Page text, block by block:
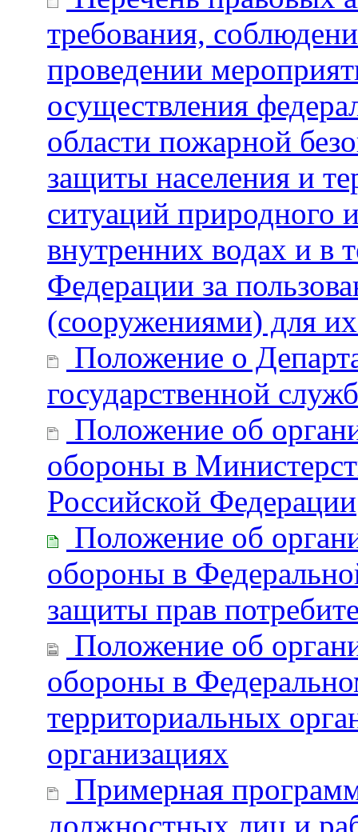
требования,
проведении
осуществления
области пожарной
защиты населения и
ситуаций природного
внутренних водах и в
Федерации за
(сооружениями) для
Положение о
государственной
Положение об
обороны в
Российской Федерации
Положение об
обороны в
защиты прав
Положение об
обороны в
территориальных
организациях
Примерная
должностных лиц и